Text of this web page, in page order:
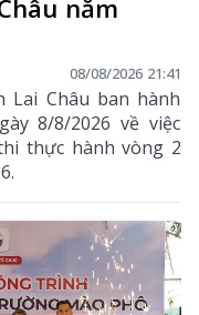
năm
08/08/2026 21:41
Lai Châu ban hành
8/8/2026 về việc
thực hành vòng 2